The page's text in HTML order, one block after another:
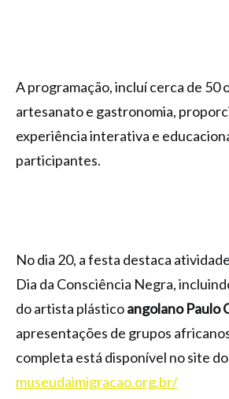
A programação, incluí cerca de 50
artesanato e gastronomia,
experiência interativa e
participantes.
No dia 20, a festa destaca
Dia da Consciência Negra,
do artista plásticoangolano Paulo
apresentações de grupos
completa está disponível no site
museudaimigracao.org.br/